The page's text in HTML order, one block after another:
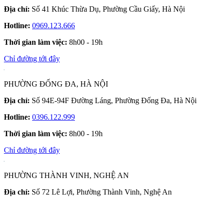
Địa chỉ: Số 41 Khúc Thừa Dụ, Phường Cầu Giấy, Hà Nội
Hotline: 0969.123.666
Thời gian làm việc: 8h00 - 19h
Chỉ đường tới đây
PHƯỜNG ĐỐNG ĐA, HÀ NỘI
Địa chỉ: Số 94E-94F Đường Láng, Phường Đống Đa, Hà Nội
Hotline: 0396.122.999
Thời gian làm việc: 8h00 - 19h
Chỉ đường tới đây
PHƯỜNG THÀNH VINH, NGHỆ AN
Địa chỉ: Số 72 Lê Lợi, Phường Thành Vinh, Nghệ An